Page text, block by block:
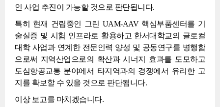
인 사업 추진이 가능할 것으로 판단됩니다.
특히 현재 건립중인 그린 UAM-AAV 핵심부품센터를 기
술실증 및 시험 인프라로 활용하고 한서대학교의 글로컬
대학 사업과 연계한 전문인력 양성 및 공동연구를 병행함
으로써 지역산업으로의 확산과 시너지 효과를 도모하고
도심항공교통 분야에서 타지역과의 경쟁에서 유리한 고
지를 확보할 수 있을 것으로 판단됩니다.
이상 보고를 마치겠습니다.